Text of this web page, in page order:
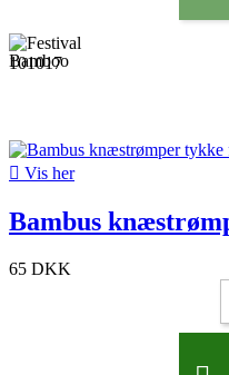
 Vis her
Bambus
65 DKK